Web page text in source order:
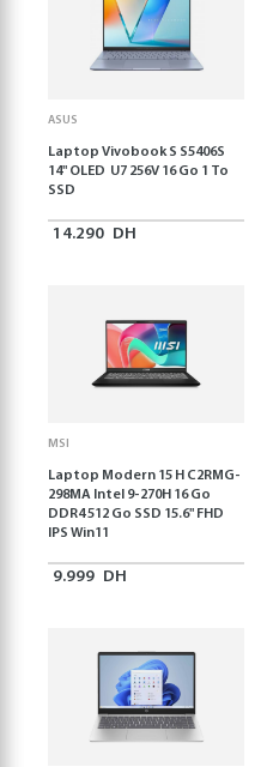
ASUS
Laptop Vivobook S S5406S
14" OLED U7 256V 16 Go 1 To
SSD
14.290 DH
MSI
Laptop Modern 15 H C2RMG-
298MA Intel 9-270H 16 Go
DDR4 512 Go SSD 15.6" FHD
IPS Win11
9.999 DH